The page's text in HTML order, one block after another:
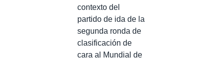
contexto del
partido de ida de la
segunda ronda de
clasificación de
cara al Mundial de